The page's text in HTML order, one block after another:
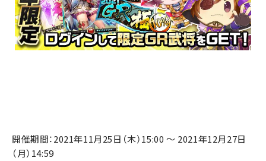
開催期間：2021年11月25日（木）15:00 ～ 2021年12月27日
（月）14:59